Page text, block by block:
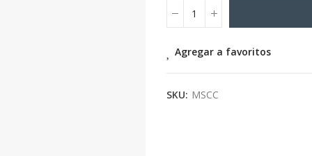
Agregar a favoritos
SKU: MSCC